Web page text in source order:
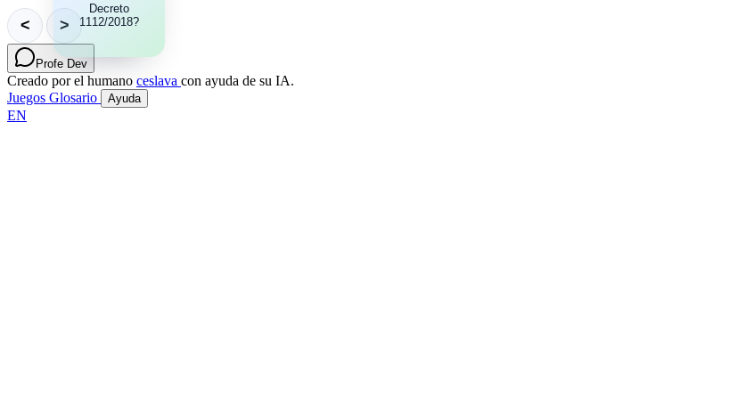
Decreto
1112/2018?
de los sitios
web y
móviles del
público.
< >
Profe Dev
Creado por el humano ceslava con ayuda de su IA.
Juegos Glosario Ayuda
EN